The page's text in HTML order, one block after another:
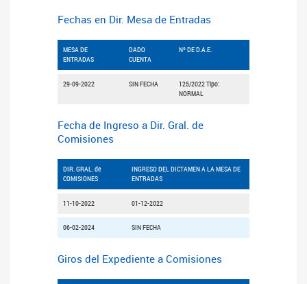
Fechas en Dir. Mesa de Entradas
MESA DE
ENTRADAS
DADO
CUENTA
Nº DE D.A.E.
29-09-2022 SIN FECHA
125/2022 Tipo:
NORMAL
Fecha de Ingreso a Dir. Gral. de
Comisiones
DIR. GRAL. de
COMISIONES
INGRESO DEL DICTAMEN A LA MESA DE
ENTRADAS
11-10-2022 01-12-2022
06-02-2024 SIN FECHA
Giros del Expediente a Comisiones